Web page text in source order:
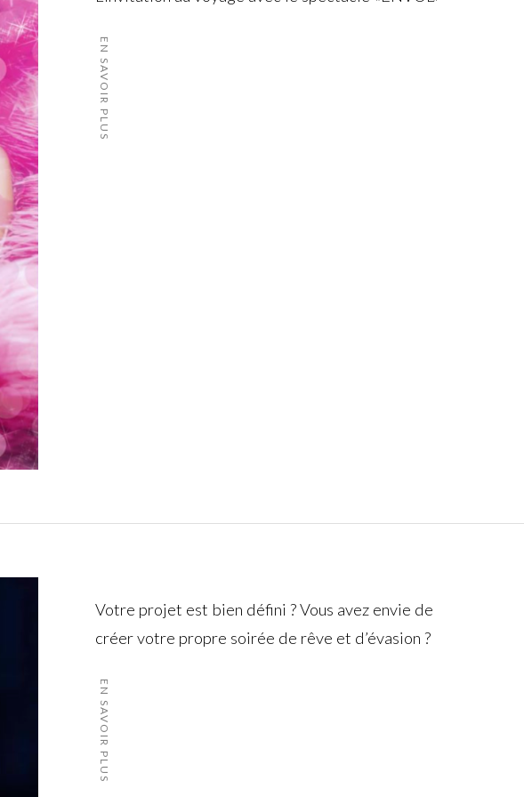
EN SAVOIR PLUS
Votre projet est bien défini ? Vous avez envie de
créer votre propre soirée de rêve et d’évasion ?
EN SAVOIR PLUS